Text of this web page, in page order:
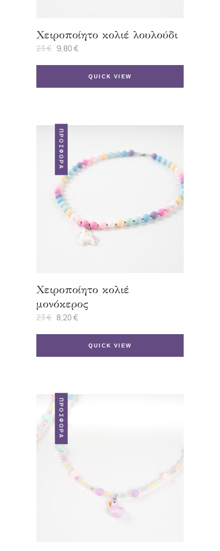
Χειροποίητο κολιέ λουλούδι
23€ Original
was:
9,80€
Η
τιμή
QUICK VIEW
ΠΡΟΣΦΟΡΆ
Χειροποίητο κολιέ
μονόκερος
23€ Original
was:
8,20€
Η
τιμή
QUICK VIEW
ΠΡΟΣΦΟΡΆ